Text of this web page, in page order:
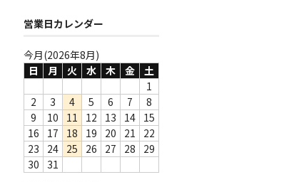
営業日カレンダー
今月(2026年8月)
日
月 火 水 木 金
土
1
2
3 4 5 6 7
8
9
10 11 12 13 14 15
16
17 18 19 20 21
22
23
24 25 26 27 28
29
30
31